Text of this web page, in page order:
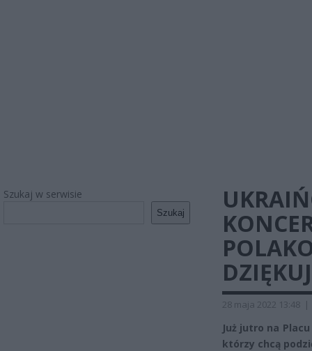
Szukaj w serwisie
Szukaj
28 maja 2022 13:48 |
Już jutro na
którzy chcą